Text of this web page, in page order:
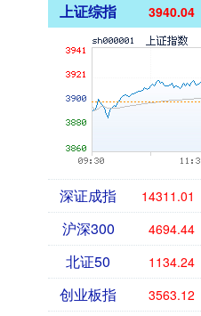
上证综指 3940.04
深证成指 14311.01
沪深300 4694.44
北证50 1134.24
创业板指 3563.12